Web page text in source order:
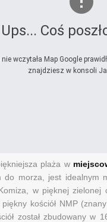
Ups... Coś
wczytała Map Google
znajdziesz w konsoli
plaża w
do morza, jest
w pięknej
kościół NMP
został zbudowany w